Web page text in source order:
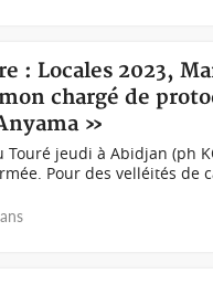
: Locales 2023,
chargé de
»
Touré jeudi à Abidjan (ph
Pour des velléités de